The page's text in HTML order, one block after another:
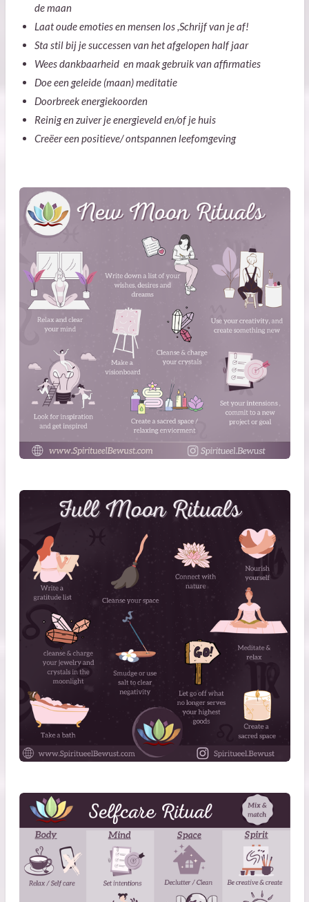
de maan
Laat oude emoties en mensen los ,Schrijf van je af!
Sta stil bij je successen van het afgelopen half jaar
Wees dankbaarheid en maak gebruik van affirmaties
Doe een geleide (maan) meditatie
Doorbreek energiekoorden
Reinig en zuiver je energieveld en/of je huis
Creëer een positieve/ ontspannen leefomgeving